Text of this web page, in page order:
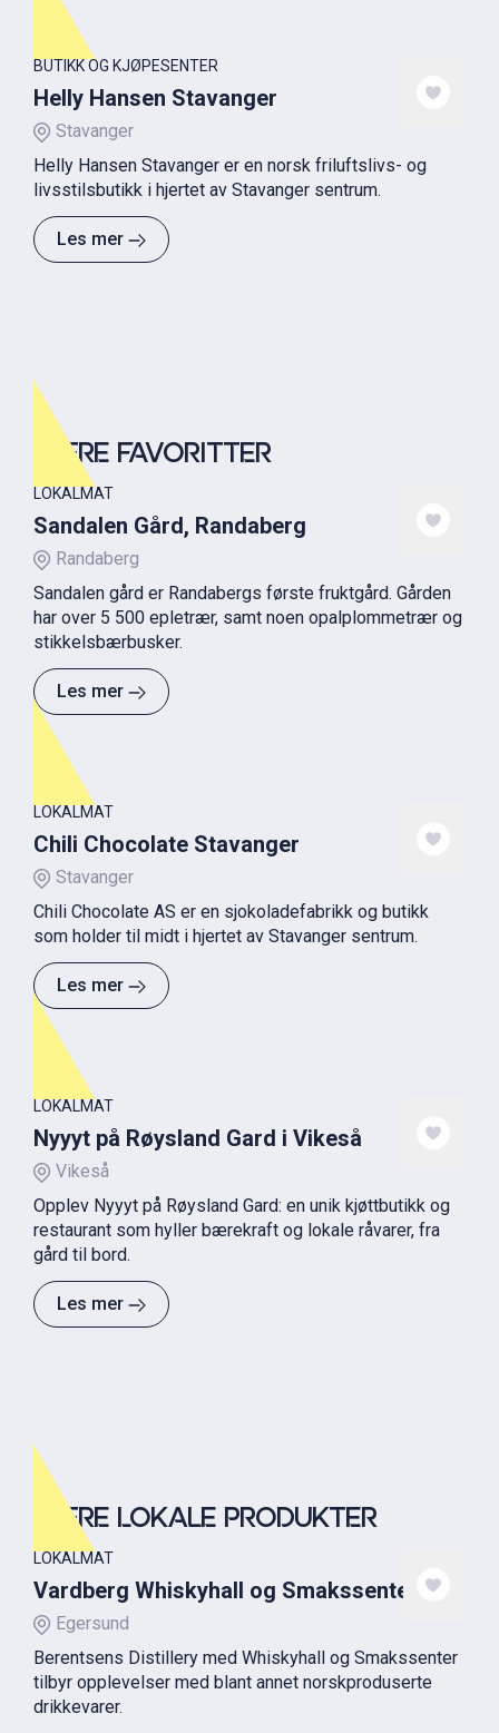
BUTIKK OG KJØPESENTER
Helly Hansen Stavanger
Stavanger
Helly Hansen Stavanger er en norsk friluftslivs- og
livsstilsbutikk i hjertet av Stavanger sentrum.
Les mer
FLERE FAVORITTER
LOKALMAT
Sandalen Gård, Randaberg
Randaberg
Sandalen gård er Randabergs første fruktgård. Gården
har over 5 500 epletrær, samt noen opalplommetrær og
stikkelsbærbusker.
Les mer
LOKALMAT
Chili Chocolate Stavanger
Stavanger
Chili Chocolate AS er en sjokoladefabrikk og butikk
som holder til midt i hjertet av Stavanger sentrum.
Les mer
LOKALMAT
Nyyyt på Røysland Gard i Vikeså
Vikeså
Opplev Nyyyt på Røysland Gard: en unik kjøttbutikk og
restaurant som hyller bærekraft og lokale råvarer, fra
gård til bord.
Les mer
FLERE LOKALE PRODUKTER
LOKALMAT
Vardberg Whiskyhall og Smakssenter
Egersund
Berentsens Distillery med Whiskyhall og Smakssenter
tilbyr opplevelser med blant annet norskproduserte
drikkevarer.